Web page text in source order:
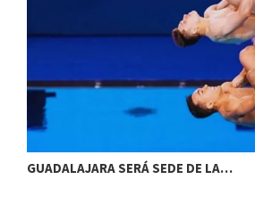
GUADALAJARA SERÁ SEDE DE LA…